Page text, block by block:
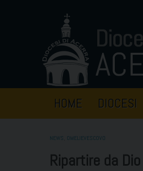
HOME DIOCESI
NEWS OMELIEVESCOVO
Ripartire da Dio